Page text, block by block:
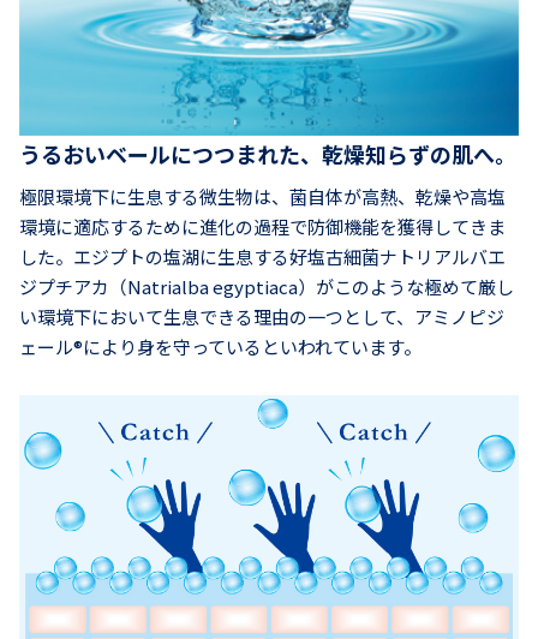
うるおいベールにつつまれた、乾燥知らずの肌へ。
極限環境下に生息する微生物は、菌自体が高熱、乾燥や高塩
環境に適応するために進化の過程で防御機能を獲得してきま
した。エジプトの塩湖に生息する好塩古細菌ナトリアルバエ
ジプチアカ（Natrialba egyptiaca）がこのような極めて厳し
い環境下において生息できる理由の一つとして、アミノピジ
ェール®により身を守っているといわれています。